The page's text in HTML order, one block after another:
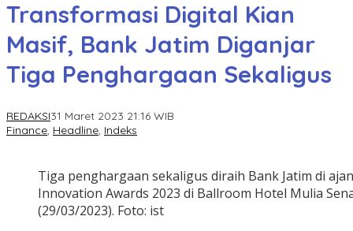
Transformasi Digital Kian
Masif, Bank Jatim Diganjar
Tiga Penghargaan Sekaligus
REDAKSI31 Maret 2023 21:16 WIB
Finance, Headline, Indeks
Tiga penghargaan sekaligus diraih Bank Jatim di
Innovation Awards 2023 di Ballroom Hotel Mulia
(29/03/2023). Foto: ist